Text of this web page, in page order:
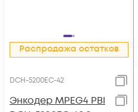
Распродажа остатков
DCH-5200EC-42
Энкодер MPEG4 PBI